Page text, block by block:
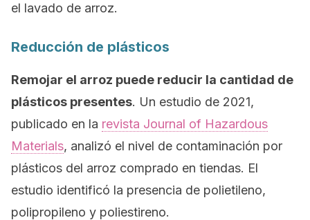
el lavado de arroz.
Reducción de plásticos
Remojar el arroz puede reducir la cantidad de
plásticos presentes. Un estudio de 2021,
publicado en la revista Journal of Hazardous
Materials, analizó el nivel de contaminación por
plásticos del arroz comprado en tiendas. El
estudio identificó la presencia de polietileno,
polipropileno y poliestireno.